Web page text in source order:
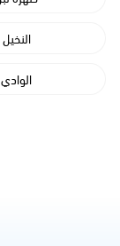
النخيل
الوادي